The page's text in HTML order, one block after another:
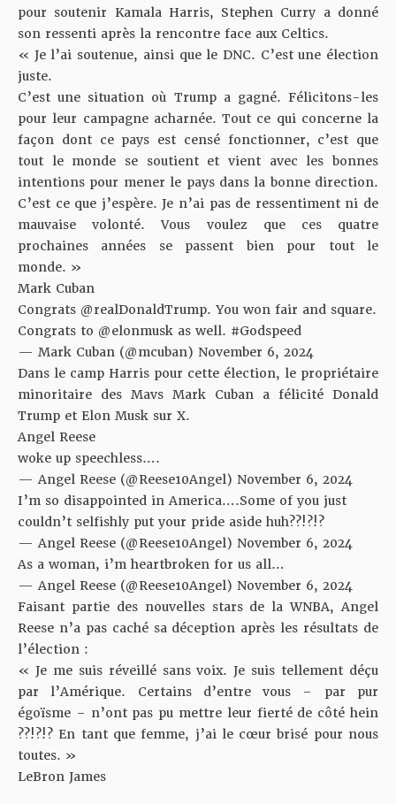
pour soutenir Kamala Harris, Stephen Curry a donné
son ressenti après la rencontre face aux Celtics.
« Je l’ai soutenue, ainsi que le DNC. C’est une élection
juste.
C’est une situation où Trump a gagné. Félicitons-les
pour leur campagne acharnée. Tout ce qui concerne la
façon dont ce pays est censé fonctionner, c’est que
tout le monde se soutient et vient avec les bonnes
intentions pour mener le pays dans la bonne direction.
C’est ce que j’espère. Je n’ai pas de ressentiment ni de
mauvaise volonté. Vous voulez que ces quatre
prochaines années se passent bien pour tout le
monde. »
Mark Cuban
Congrats @realDonaldTrump. You won fair and square.
Congrats to @elonmusk as well. #Godspeed
— Mark Cuban (@mcuban) November 6, 2024
Dans le camp Harris pour cette élection, le propriétaire
minoritaire des Mavs Mark Cuban a félicité Donald
Trump et Elon Musk sur X.
Angel Reese
woke up speechless….
— Angel Reese (@Reese10Angel) November 6, 2024
I’m so disappointed in America….Some of you just
couldn’t selfishly put your pride aside huh??!?!?
— Angel Reese (@Reese10Angel) November 6, 2024
As a woman, i’m heartbroken for us all…
— Angel Reese (@Reese10Angel) November 6, 2024
Faisant partie des nouvelles stars de la WNBA, Angel
Reese n’a pas caché sa déception après les résultats de
l’élection :
« Je me suis réveillé sans voix. Je suis tellement déçu
par l’Amérique. Certains d’entre vous – par pur
égoïsme – n’ont pas pu mettre leur fierté de côté hein
??!?!? En tant que femme, j’ai le cœur brisé pour nous
toutes. »
LeBron James